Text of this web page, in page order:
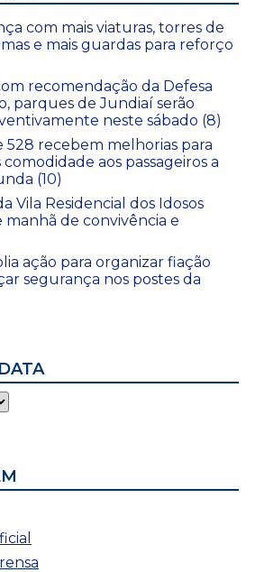
com mais viaturas, torres de
e mais guardas para reforço
recomendação da Defesa
parques de Jundiaí serão
neste sábado (8)
528 recebem melhorias para
aos passageiros a
(10)
Vila Residencial dos Idosos
manhã de convivência e
ação para organizar fiação
segurança nos postes da